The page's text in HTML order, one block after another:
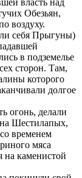
власть над
Обезьян,
воздуху.
себя Прыгуны)
в подземелье
сторон. Там,
которого
долгое
огонь, делали
Шестилапых,
временем
мяса
на каменистой